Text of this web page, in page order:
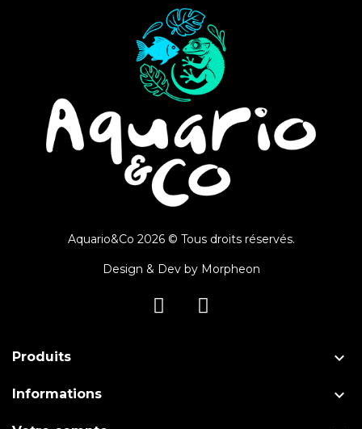
Aquario&Co 2026 © Tous droits réservés.
Design & Dev by Morpheon
Produits 
Informations 